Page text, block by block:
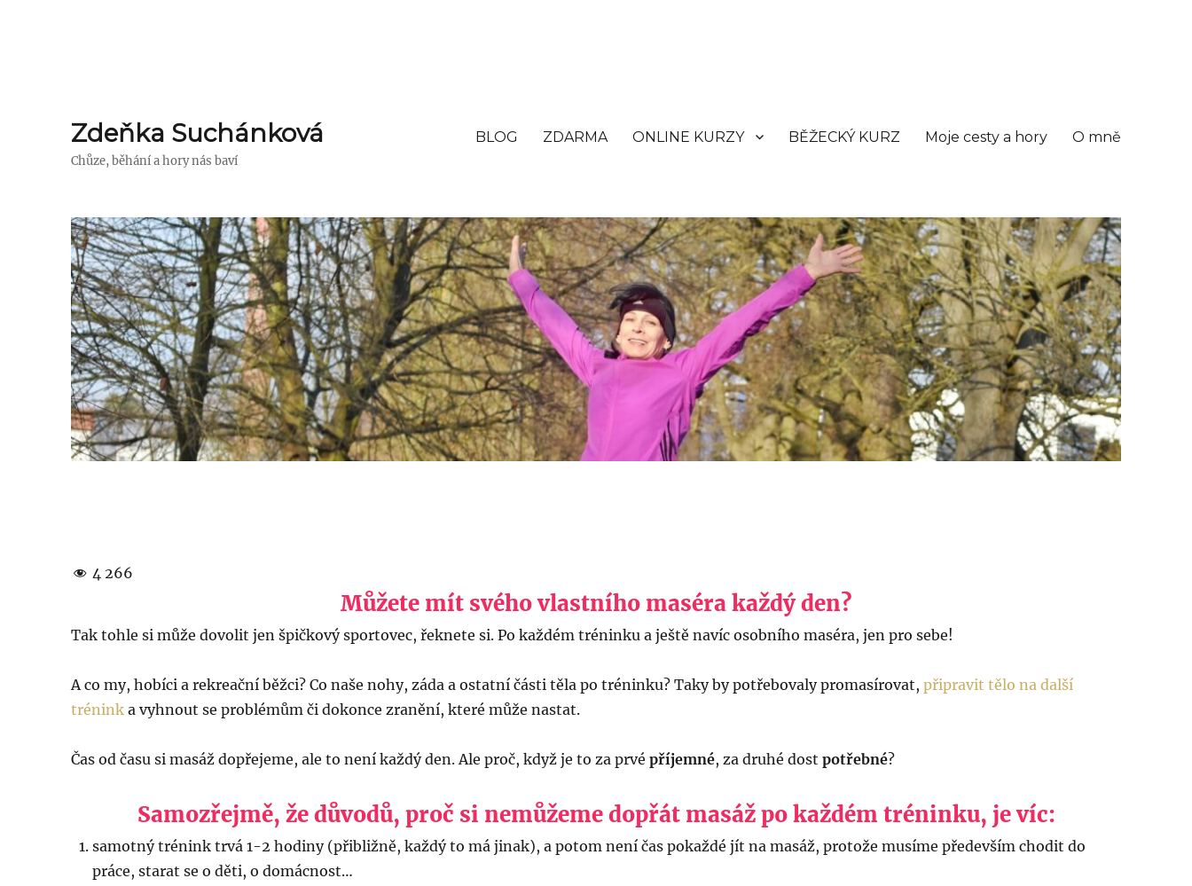
Zdeňka Suchánková
Chůze, běhání a hory nás baví
BLOG ZDARMA ONLINE KURZY BĚŽECKÝ KURZ Moje cesty a hory O mně
4 266
Můžete mít svého vlastního maséra každý den?
Tak tohle si může dovolit jen špičkový sportovec, řeknete si. Po každém tréninku a ještě navíc osobního maséra, jen pro sebe!
A co my, hobíci a rekreační běžci? Co naše nohy, záda a ostatní části těla po tréninku? Taky by potřebovaly promasírovat, připravit tělo na další
trénink a vyhnout se problémům či dokonce zranění, které může nastat.
Čas od času si masáž dopřejeme, ale to není každý den. Ale proč, když je to za prvépříjemné, za druhé dostpotřebné?
Samozřejmě, že důvodů, proč si nemůžeme dopřát masáž po každém tréninku, je víc:
samotný trénink trvá 1-2 hodiny (přibližně, každý to má jinak), a potom není čas pokaždé jít na masáž, protože musíme především chodit do
práce, starat se o děti, o domácnost…